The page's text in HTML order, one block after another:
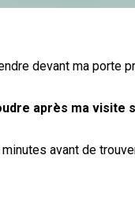
devant ma porte
après ma visite
avant de